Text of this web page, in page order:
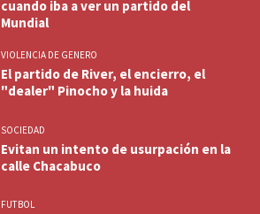
cuando iba a ver un partido del
Mundial
VIOLENCIA DE GENERO
El partido de River, el encierro, el
"dealer" Pinocho y la huida
SOCIEDAD
Evitan un intento de usurpación en la
calle Chacabuco
FUTBOL